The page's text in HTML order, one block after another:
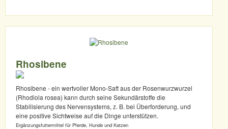
Rhosibene
Rhosibene - ein wertvoller Mono-Saft aus der Rosenwurzwurzel
(Rhodiola rosea) kann durch seine Sekundärstoffe die
Stabilisierung des Nervensystems, z. B. bei Überforderung, und
eine positive Sichtweise auf die Dinge unterstützen.
Ergänzungsfuttermittel für Pferde, Hunde und Katzen